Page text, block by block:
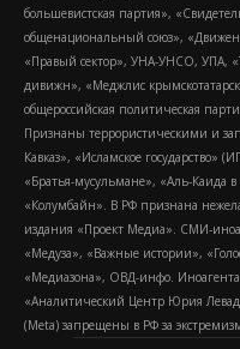
большевистская партия»,
общенациональный союз»,
«Правый сектор», УНА-УНСО, УПА,
дивижн», «Меджлис
общероссийская политическая
Признаны террористическими и
Кавказ», «Исламское
«Братья-мусульмане», «Аль-Каида
«Колумбайн». В РФ признана
издания «Проект Медиа». СМИ-
«Медуза», «Важные истории»,
«Медиазона», ОВД-инфо.
«Аналитический Центр Юрия
(Metа) запрещены в РФ за